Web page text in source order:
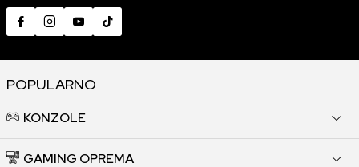
POPULARNO
KONZOLE
GAMING OPREMA